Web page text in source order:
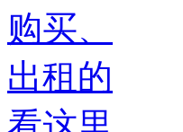
购买、
出租的